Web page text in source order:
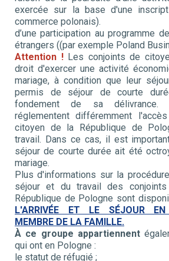
exercée sur la base d'une
commerce polonais).
d’une participation au programme
étrangers ((par exemple Poland
Attention !Les conjoints de
droit d'exercer une activité
mariage, à condition que leur
permis de séjour de courte
fondement de sa délivrance.
réglementent différemment
citoyen de la République de
travail. Dans ce cas, il est
séjour de courte durée ait été
mariage.
Plus d'informations sur la
séjour et du travail des
République de Pologne sont
L'ARRIVÉE ET LE SÉJOUR
MEMBRE DE LA FAMILLE.
À ce groupe appartiennent
qui ont en Pologne :
le statut de réfugié ;